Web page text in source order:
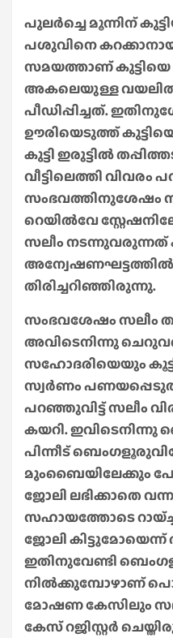
പുലർച്ചെ മൂന്നിന്
പശുവിനെ
സമയത്താണ് കുട്ടിയെ
അകലെയുള്ള
പീഡിപ്പിച്ചത്.
ഊരിയെടുത്ത് കുട്ടിയെ
കുട്ടി ഇരുട്ടിൽ
വീട്ടിലെത്തി വിവരം
സംഭവത്തിനുശേഷം
റെയിൽവേ
സലീം നടന്നുവരുന്നത്
അന്വേഷണഘട്ടത്തിൽ
തിരിച്ചറിഞ്ഞിരുന്നു.
സംഭവശേഷം സലീം
അവിടെനിന്നു
സഹോദരിയെയും
സ്വർണം
പറഞ്ഞുവിട്ട് സലീം
കയറി.
പിന്നീട്
മുംബൈയിലേക്കും
ജോലി ലഭിക്കാതെ
സഹായത്തോടെ
ജോലി കിട്ടുമോയെന്ന്
ഇതിനുവേണ്ടി
നിൽക്കുമ്പോഴാണ്
മോഷണ കേസിലും
കേസ് റജിസ്റ്റർ